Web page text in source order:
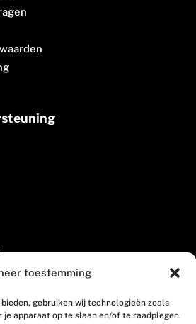
toestemming
gebruiken wij technologieën zoals
je apparaat op te slaan en/of te raadplegen.